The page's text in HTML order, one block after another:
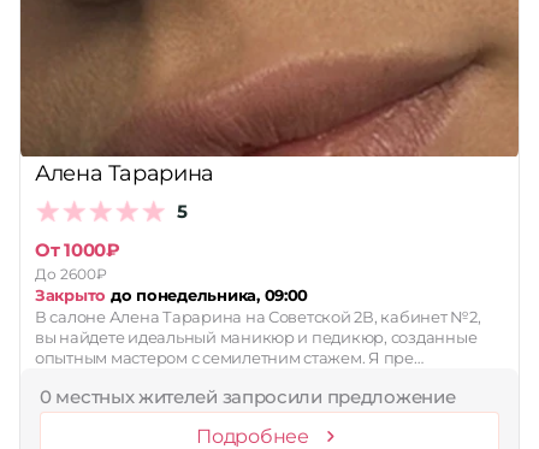
Алена Тарарина
5
От 1000₽
До 2600₽
Закрыто до понедельника, 09:00
В салоне Алена Тарарина на Советской 2В, кабинет №2,
вы найдете идеальный маникюр и педикюр, созданные
опытным мастером с семилетним стажем. Я пре…
0 местных жителей запросили предложение
Подробнее